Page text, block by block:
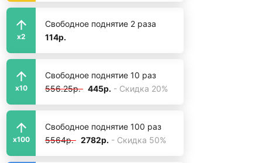
x2
Свободное поднятие 2 раза
114р.
x10
Свободное поднятие 10 раз
556.25р. 445р. - Скидка 20%
x100
Свободное поднятие 100 раз
5564р. 2782р. - Скидка 50%